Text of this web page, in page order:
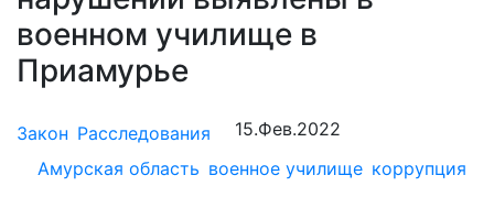
военном училище в
Приамурье
Закон Расследования
15.Фев.2022
Амурская область военное училище коррупция